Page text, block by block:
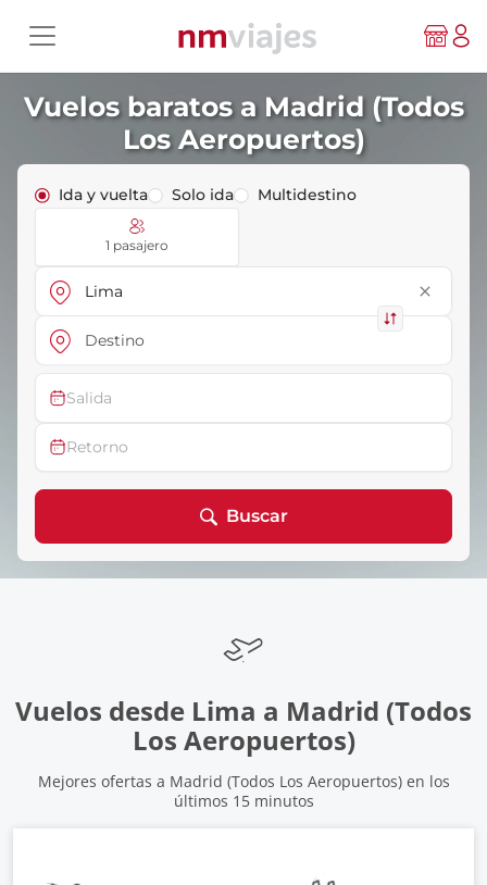
Vuelos baratos a Madrid (Todos
Los Aeropuertos)
Ida y vuelta Solo ida Multidestino
1 pasajero
close
Salida
Retorno
Buscar
Vuelos desde Lima a Madrid (Todos
Los Aeropuertos)
Mejores ofertas a Madrid (Todos Los Aeropuertos) en los
últimos 15 minutos